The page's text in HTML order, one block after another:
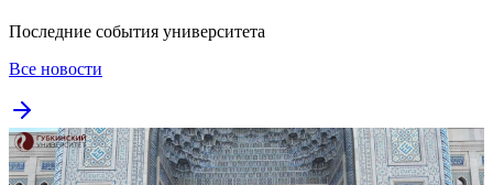
Последние события университета
Все новости